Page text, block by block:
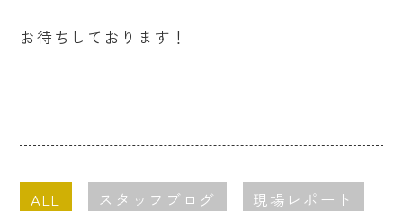
お待ちしております！
ALL スタッフブログ 現場レポート